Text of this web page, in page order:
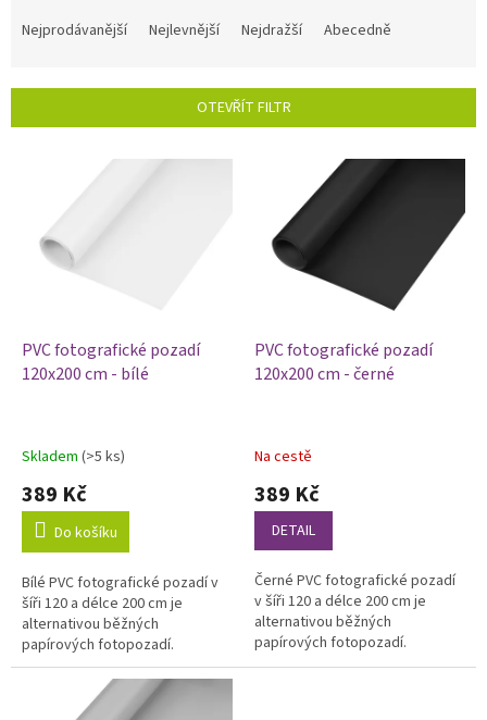
í
Nejprodávanější Nejlevnější Nejdražší Abecedně
OTEVŘÍT FILTR
PVC fotografické pozadí
120x200 cm - bílé
Průměrné
hodnocení
produktu
5,0
5
hvězdiček.
Skladem (>5 ks)
389 Kč
Do košíku
Bílé PVC fotografické pozadí v
šíři 120 a délce 200 cm je
alternativou běžných
papírových fotopozadí.
Výhodou vinylových fotopozadí
je odolnost a omyvatelnost,
proto je...
PVC fotografické pozadí
120x200 cm - černé
Průměrné
hodnocení
produktu
5,0
5
hvězdiček.
Na cestě
389 Kč
DETAIL
Černé PVC fotografické pozadí
v šíři 120 a délce 200 cm je
alternativou běžných
papírových fotopozadí.
Výhodou vinylových fotopozadí